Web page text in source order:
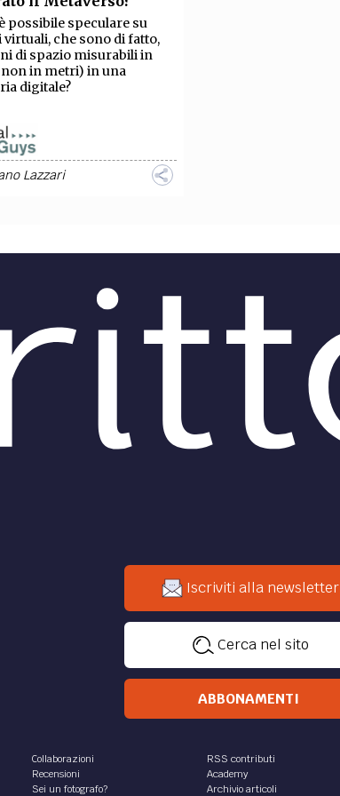
FOTOGRAFI PARTNER COLLABORA CON NOI
possibile speculare su
che sono di fatto,
di spazio misurabili in
non in metri) in una
digitale?
Lazzari
Iscriviti alla newsletter
Cerca nel sito
ABBONAMENTI
Collaborazioni
Recensioni
Sei un fotografo?
RSS contributi
Academy
Archivio articoli